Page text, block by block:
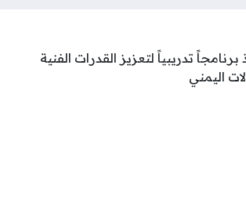
تدريبياً لتعزيز القدرات الفنية
اليمني